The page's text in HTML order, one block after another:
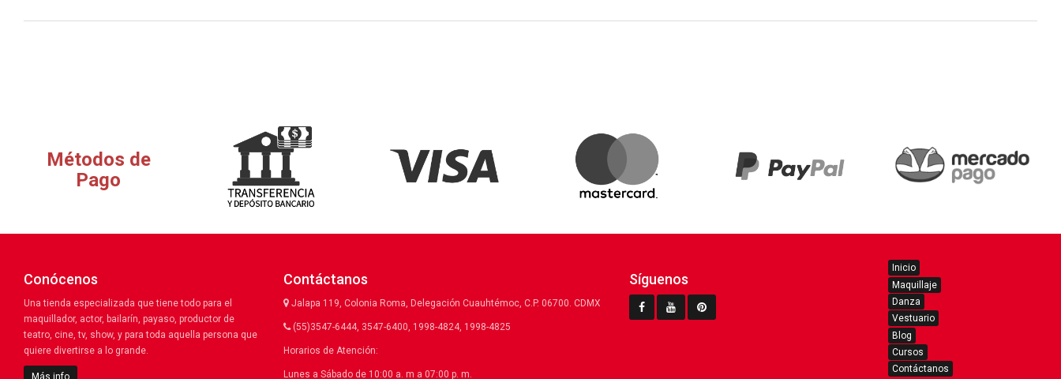
Métodos de
Pago
Conócenos
Una tienda especializada que tiene todo para el
maquillador, actor, bailarín, payaso, productor de
teatro, cine, tv, show, y para toda aquella persona que
quiere divertirse a lo grande.
Más info
Contáctanos
Jalapa 119, Colonia Roma, Delegación Cuauhtémoc, C.P. 06700. CDMX
(55)3547-6444, 3547-6400, 1998-4824, 1998-4825
Horarios de Atención:
Lunes a Sábado de 10:00 a. m a 07:00 p. m.
Síguenos
Inicio
Maquillaje
Danza
Vestuario
Blog
Cursos
Contáctanos